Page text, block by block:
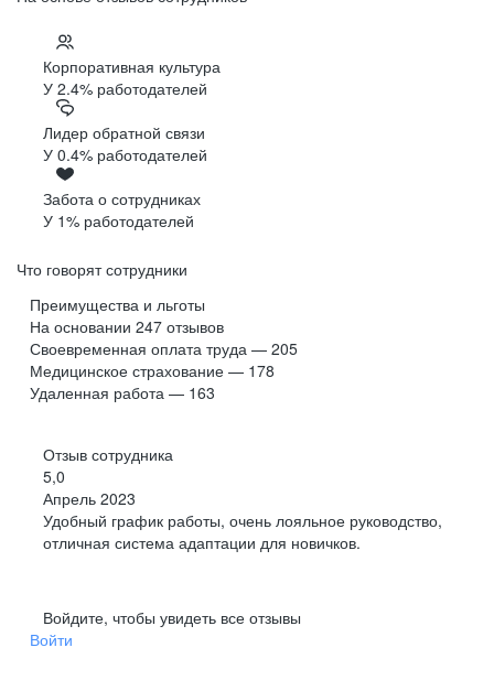
Корпоративная культура
У 2.4% работодателей
Лидер обратной связи
У 0.4% работодателей
Забота о сотрудниках
У 1% работодателей
Что говорят сотрудники
Преимущества и льготы
На основании 247 отзывов
Своевременная оплата труда — 205
Медицинское страхование — 178
Удаленная работа — 163
Отзыв сотрудника
5,0
Апрель 2023
Удобный график работы, очень лояльное руководство,
отличная система адаптации для новичков.
Войдите, чтобы увидеть все отзывы
Войти